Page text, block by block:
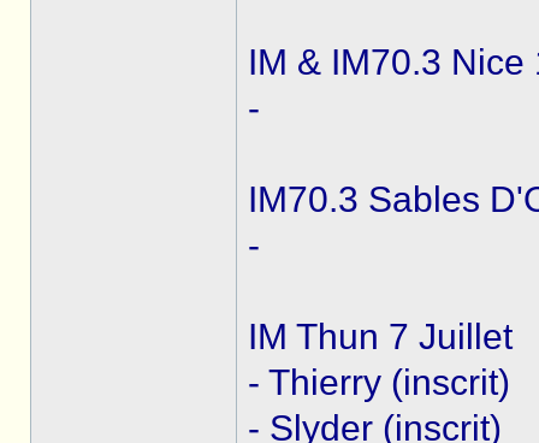
IM & IM70.3 Nice
-
IM70.3 Sables
-
IM Thun 7 Juillet
- Thierry (inscrit)
- Slyder (inscrit)